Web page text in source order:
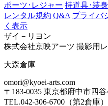
ポーツ･レジャー 持道具･装
レンタル規約 Q&A プライバ
く表示
ザイ－リヨン
株式会社京映アーツ 撮影用
大森倉庫
omori@kyoei-arts.com
〒183-0035 東京都府中市四谷
TEL.042-306-6700（第2倉庫